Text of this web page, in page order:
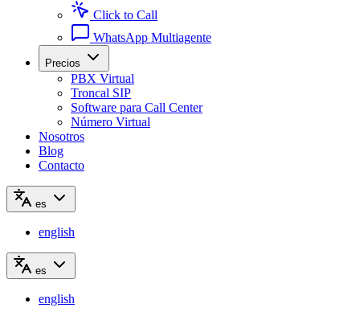
Click to Call
WhatsApp Multiagente
Precios
PBX Virtual
Troncal SIP
Software para Call Center
Número Virtual
Nosotros
Blog
Contacto
es
english
es
english